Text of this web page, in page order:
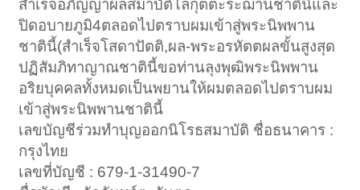
สำเร็จอภิญญาผลสมาบัติโลกุตตะระฌานชาตินี้และ
ปิดอบายภูมิ4ตลอดไปตราบผมเข้าสู่พระนิพพาน
ชาตินี้(สำเร็จโสดาปัตติ,ผล-พระอรหัตตผลขั้นสูงสุด
ปฏิสัมภิทาญาณชาตินี้ขอท่านลุงพุฒิพระนิพพาน
อริยบุคคลทั้งหมดเป็นพยานให้ผมตลอดไปตราบผม
เข้าสู่พระนิพพานชาตินี้
เลขบัญชีร่วมทำบุญออกนิโรธสมาบัติ ชื่อธนาคาร :
กรุงไทย
เลขที่บัญชี : 679-1-31490-7